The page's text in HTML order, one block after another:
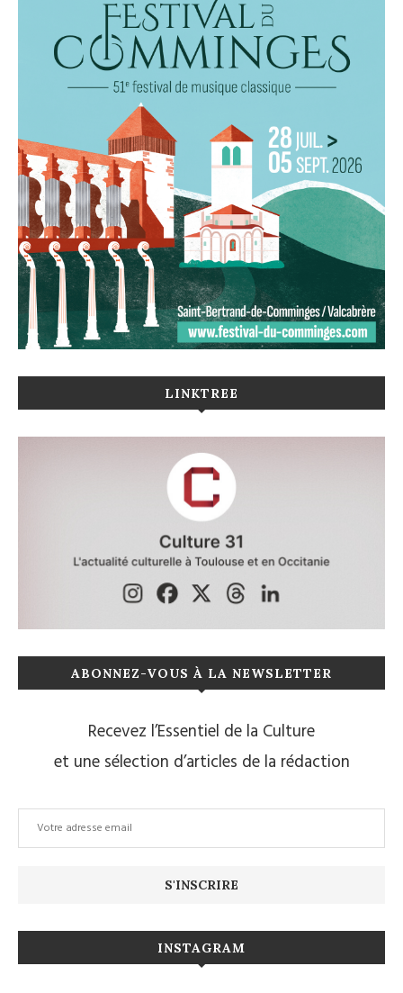
LINKTREE
ABONNEZ-VOUS À LA NEWSLETTER
Recevez l’Essentiel de la Culture
et une sélection d’articles de la rédaction
INSTAGRAM